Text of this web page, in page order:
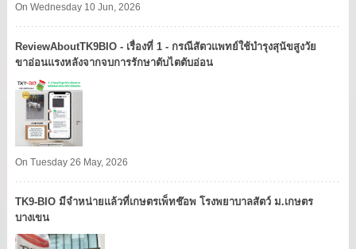
On Wednesday 10 Jun, 2026
ReviewAboutTK9BIO - เรื่องที่ 1 - กรณีสัตวแพทย์ใช้บำรุงสุนัขสูงวัย
ขาอ่อนแรงหลังจากจบการรักษาตับไตตับอ่อน
On Tuesday 26 May, 2026
TK9​-BIO มีจำหน่ายแล้วที่เกษตรเพ็ทช๊อพ โรงพยาบาลสัตว์ ม.เกษตร
บางเขน​